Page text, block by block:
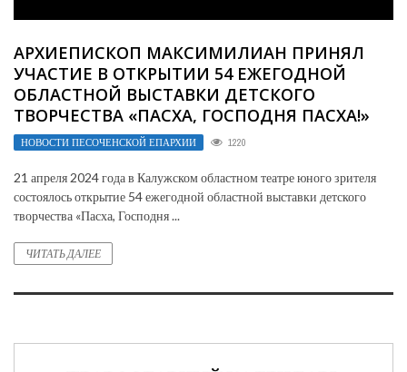
АРХИЕПИСКОП МАКСИМИЛИАН ПРИНЯЛ
УЧАСТИЕ В ОТКРЫТИИ 54 ЕЖЕГОДНОЙ
ОБЛАСТНОЙ ВЫСТАВКИ ДЕТСКОГО
ТВОРЧЕСТВА «ПАСХА, ГОСПОДНЯ ПАСХА!»
НОВОСТИ ПЕСОЧЕНСКОЙ ЕПАРХИИ 1220
21 апреля 2024 года в Калужском областном театре юного зрителя
состоялось открытие 54 ежегодной областной выставки детского
творчества «Пасха, Господня ...
ЧИТАТЬ ДАЛЕЕ